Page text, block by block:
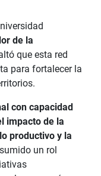
de la
que esta red
para fortalecer la
con capacidad
impacto de la
productivo y la
un rol